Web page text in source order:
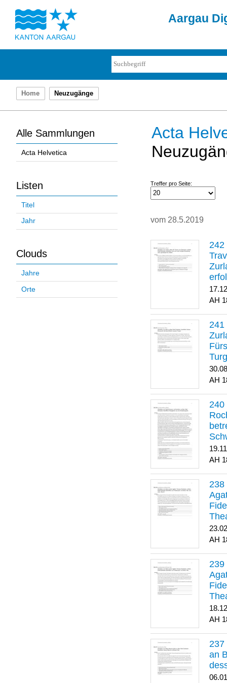
Aargau
Home Neuzugänge
Alle Sammlungen
Acta Helvetica
Listen
Titel
Jahr
Clouds
Jahre
Orte
Acta
Treffer pro Seite:
vom 28.5.2019
an